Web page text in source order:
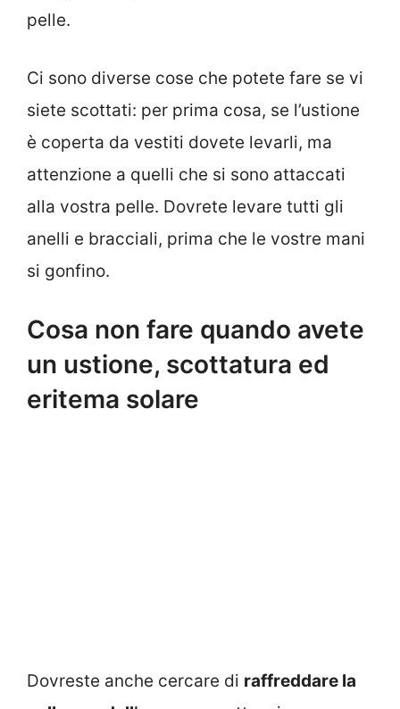
pelle.
Ci sono diverse cose che potete fare se vi
siete scottati: per prima cosa, se l’ustione
è coperta da vestiti dovete levarli, ma
attenzione a quelli che si sono attaccati
alla vostra pelle. Dovrete levare tutti gli
anelli e bracciali, prima che le vostre mani
si gonfino.
Cosa non fare quando avete
un ustione, scottatura ed
eritema solare
Dovreste anche cercare di raffreddare la